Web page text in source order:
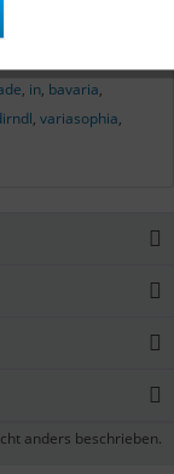
, in, bavaria,
, variasophia,
anders beschrieben.